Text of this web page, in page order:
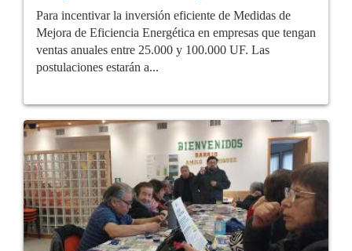
Para incentivar la inversión eficiente de Medidas de
Mejora de Eficiencia Energética en empresas que tengan
ventas anuales entre 25.000 y 100.000 UF. Las
postulaciones estarán a...